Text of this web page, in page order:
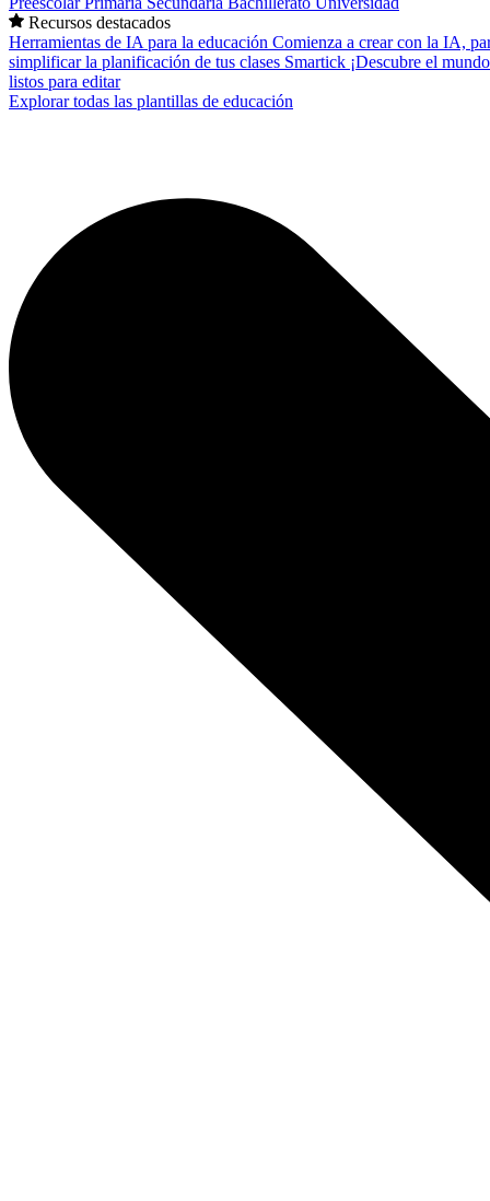
Recursos destacados
Herramientas de IA para la educación Comienza a crear con la IA,
simplificar la planificación de tus clases Smartick ¡Descubre el
listos para editar
Explorar todas las plantillas de educación